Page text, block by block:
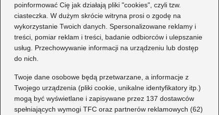
poinformować Cię jak działają pliki "cookies", czyli tzw.
ciasteczka. W dużym skrócie witryna prosi o zgodę na
wykorzystanie Twoich danych. Spersonalizowane reklamy i
treści, pomiar reklam i treści, badanie odbiorców i ulepszanie
usług. Przechowywanie informacji na urządzeniu lub dostęp
do nich.
Twoje dane osobowe będą przetwarzane, a informacje z
Twojego urządzenia (pliki cookie, unikalne identyfikatory itp.)
mogą być wyświetlane i zapisywane przez 137 dostawców
spełniających wymogi TFC oraz partnerów reklamowych (62)
Odwieczne pytanie: jaki jest idealny
rozmiar biustu dla każdej z nas?
Co warto wiedzieć o kosmetykach,
podręcznym?
Odkryj sekrety naturalnego farbowania
włosów na rudo w domowym zaciszu